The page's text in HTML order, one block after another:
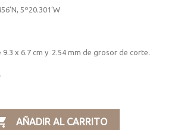
5º20.301’W
9.3 x 6.7 cm y 2.54 mm de grosor de corte.
AÑADIR AL CARRITO